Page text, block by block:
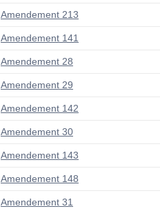
Amendement 213
Amendement 141
Amendement 28
Amendement 29
Amendement 142
Amendement 30
Amendement 143
Amendement 148
Amendement 31